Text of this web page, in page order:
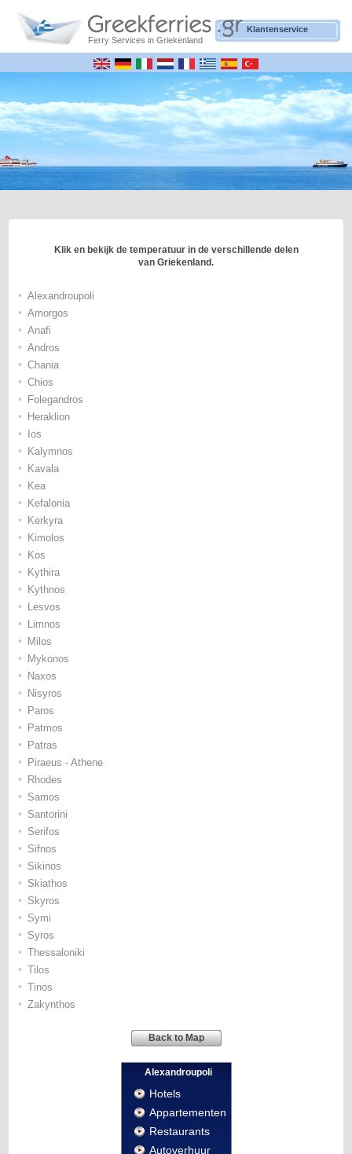
Ferry Services in Griekenland
Klantenservice
Klik en bekijk de temperatuur in de verschillende delen
van Griekenland.
• Alexandroupoli
• Amorgos
• Anafi
• Andros
• Chania
• Chios
• Folegandros
• Heraklion
• Ios
• Kalymnos
• Kavala
• Kea
• Kefalonia
• Kerkyra
• Kimolos
• Kos
• Kythira
• Kythnos
• Lesvos
• Limnos
• Milos
• Mykonos
• Naxos
• Nisyros
• Paros
• Patmos
• Patras
• Piraeus - Athene
• Rhodes
• Samos
• Santorini
• Serifos
• Sifnos
• Sikinos
• Skiathos
• Skyros
• Symi
• Syros
• Thessaloniki
• Tilos
• Tinos
• Zakynthos
Back to Map
Alexandroupoli
Hotels
Appartementen
Restaurants
Autoverhuur